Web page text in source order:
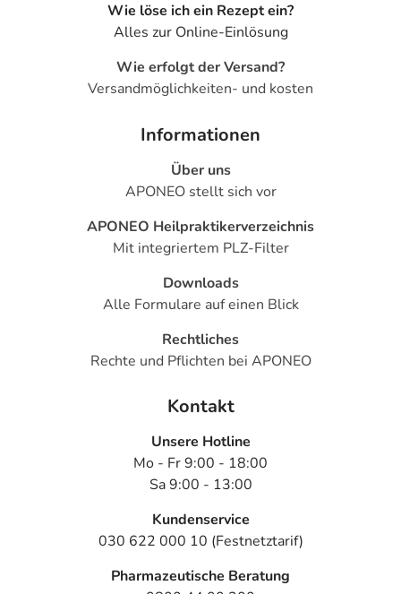
Wie löse ich ein Rezept ein?
Alles zur Online-Einlösung
Wie erfolgt der Versand?
Versandmöglichkeiten- und kosten
Informationen
Über uns
APONEO stellt sich vor
APONEO Heilpraktikerverzeichnis
Mit integriertem PLZ-Filter
Downloads
Alle Formulare auf einen Blick
Rechtliches
Rechte und Pflichten bei APONEO
Kontakt
Unsere Hotline
Mo - Fr 9:00 - 18:00
Sa 9:00 - 13:00
Kundenservice
030 622 000 10 (Festnetztarif)
Pharmazeutische Beratung